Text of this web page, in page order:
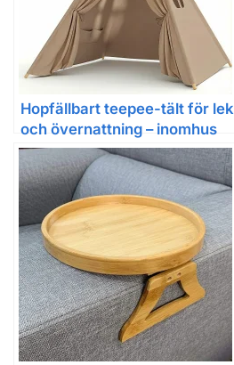
Hopfällbart teepee-tält för lek
och övernattning – inomhus
och utomhus, med fyra
trästänger